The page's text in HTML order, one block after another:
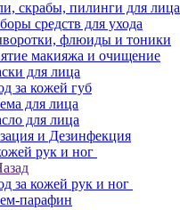
скрабы, пилинги для лица
средств для ухода
флюиды и тоники
макияжа и очищение
для лица
за кожей губ
для лица
для лица
и Дезинфекция
рук и ног
за кожей рук и ног
парафин